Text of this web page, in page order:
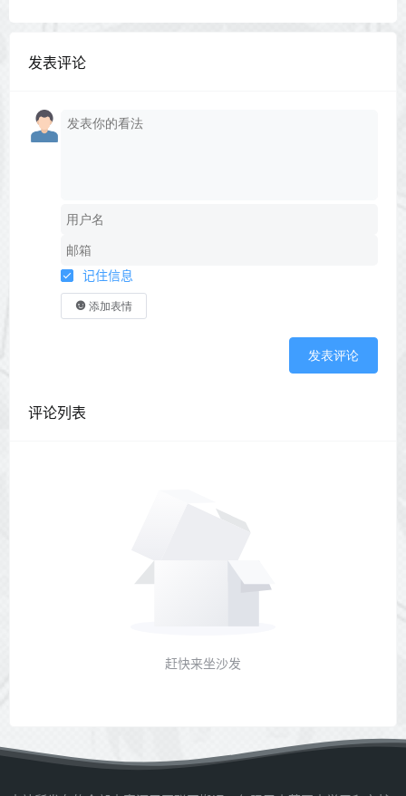
发表评论
记住信息
添加表情
发表评论
评论列表
赶快来坐沙发